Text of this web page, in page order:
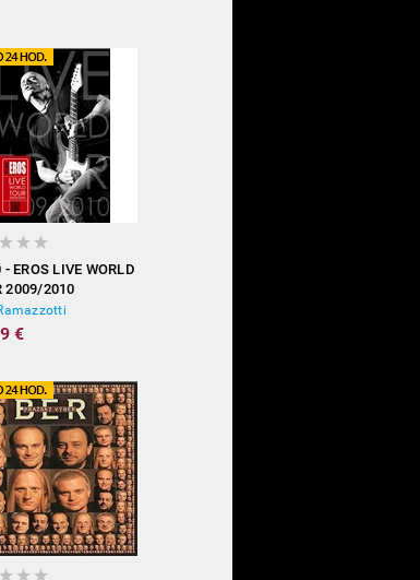
EROS LIVE WORLD
2009/2010
€